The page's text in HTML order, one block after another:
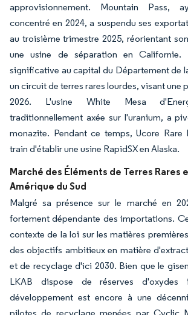
approvisionnement. Mountain Pass,
concentré en 2024, a suspendu ses
au troisième trimestre 2025, réorientant
une usine de séparation en Californie.
significative au capital du Département de
un circuit de terres rares lourdes, visant une
2026. L'usine White Mesa
traditionnellement axée sur l'uranium, a
monazite. Pendant ce temps, Ucore Rare
train d'établir une usine RapidSX en Alaska.
Marché des Éléments de Terres Rares
Amérique du Sud
Malgré sa présence sur le marché en
fortement dépendante des importations.
contexte de la loi sur les matières
des objectifs ambitieux en matière
et de recyclage d'ici 2030. Bien que le
LKAB dispose de réserves d'oxydes
développement est encore à une